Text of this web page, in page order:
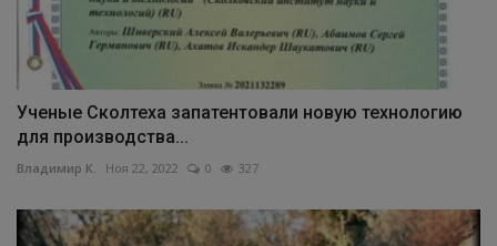
Ученые Сколтеха запатентовали новую технологию
для производства...
Владимир К. Ноя 22, 2022 0 327